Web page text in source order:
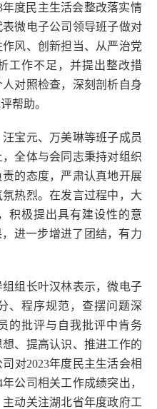
度民主生活会整改落实情
微电子公司领导班子做对
风、创新担当、从严治党
工作不足，并提出整改措
对照检查，深刻剖析自身
帮助。
宝元、万美琳等班子成员
全体与会同志秉持对组织
的态度，严肃认真地开展
热烈。在发言过程中，大
积极提出具有建设性的意
进一步增进了团结，有力
组长叶汉林表示，微电子
、程序规范，查摆问题深
的批评与自我批评中肯务
、提高认识、推进工作的
对2023年度民主生活会相
公司相关工作成绩突出，
动关注湖北省年度政府工